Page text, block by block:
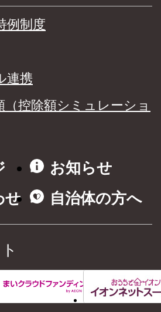
例制度
連携
控除額シミュレーショ
お知らせ
せ
自治体の方へ